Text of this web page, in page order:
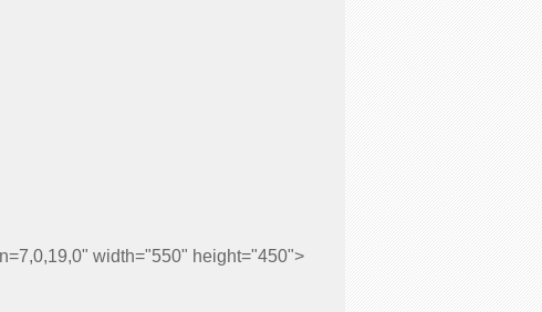
width="550" height="450">